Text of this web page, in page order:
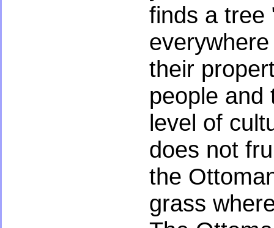
finds a tree
their
people and
level of
does not
the
grass